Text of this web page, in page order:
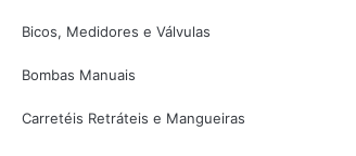
Bicos, Medidores e Válvulas
Bombas Manuais
Carretéis Retráteis e Mangueiras